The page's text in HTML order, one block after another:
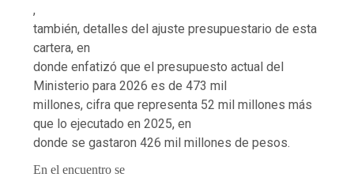
,
también, detalles del ajuste presupuestario de esta
cartera, en
donde enfatizó que el presupuesto actual del
Ministerio para 2026 es de 473 mil
millones, cifra que representa 52 mil millones más
que lo ejecutado en 2025, en
donde se gastaron 426 mil millones de pesos.
En el encuentro se